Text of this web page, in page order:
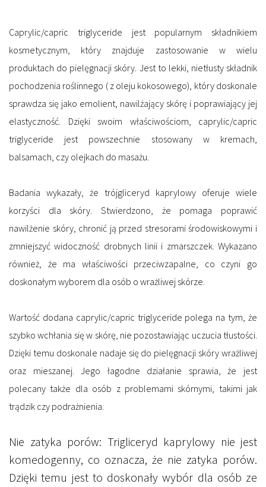
Caprylic/capric triglyceride jest popularnym składnikiem
kosmetycznym, który znajduje zastosowanie w wielu
produktach do pielęgnacji skóry. Jest to lekki, nietłusty składnik
pochodzenia roślinnego ( z oleju kokosowego), który doskonale
sprawdza się jako emolient, nawilżający skórę i poprawiający jej
elastyczność. Dzięki swoim właściwościom, caprylic/capric
triglyceride jest powszechnie stosowany w kremach,
balsamach, czy olejkach do masażu.
Badania wykazały, że trójgliceryd kaprylowy oferuje wiele
korzyści dla skóry. Stwierdzono, że pomaga poprawić
nawilżenie skóry, chronić ją przed stresorami środowiskowymi i
zmniejszyć widoczność drobnych linii i zmarszczek. Wykazano
również, że ma właściwości przeciwzapalne, co czyni go
doskonałym wyborem dla osób o wrażliwej skórze.
Wartość dodana caprylic/capric triglyceride polega na tym, że
szybko wchłania się w skórę, nie pozostawiając uczucia tłustości.
Dzięki temu doskonale nadaje się do pielęgnacji skóry wrażliwej
oraz mieszanej.Jego łagodne działanie sprawia, że jest
polecany także dla osób z problemami skórnymi, takimi jak
trądzik czy podrażnienia.
Nie zatyka porów: Trigliceryd kaprylowy nie jest
komedogenny, co oznacza, że ​​nie zatyka porów.
Dzięki temu jest to doskonały wybór dla osób ze